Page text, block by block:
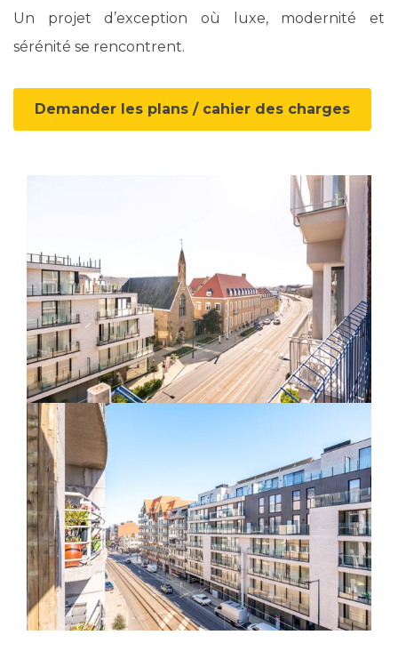
Un projet d’exception où luxe, modernité et
sérénité se rencontrent.
Demander les plans / cahier des charges